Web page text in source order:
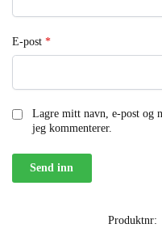
E-post *
Lagre mitt navn, e-post og
jeg kommenterer.
Produktnr: